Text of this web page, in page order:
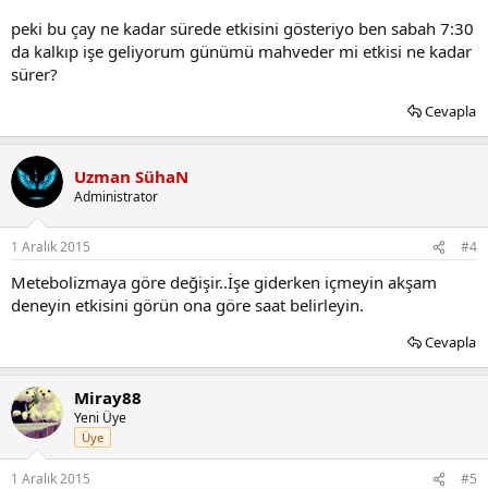
peki bu çay ne kadar sürede etkisini gösteriyo ben sabah 7:30
da kalkıp işe geliyorum günümü mahveder mi etkisi ne kadar
sürer?
Cevapla
Uzman SühaN
Administrator
1 Aralık 2015 #4
Metebolizmaya göre değişir..İşe giderken içmeyin akşam
deneyin etkisini görün ona göre saat belirleyin.
Cevapla
Miray88
Yeni Üye
Üye
1 Aralık 2015 #5